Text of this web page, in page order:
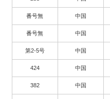
番号無 中国
番号無 中国
第2-5号 中国
424 中国
382 中国